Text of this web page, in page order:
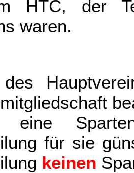
HTC, der
waren.
des
für sie
keinen